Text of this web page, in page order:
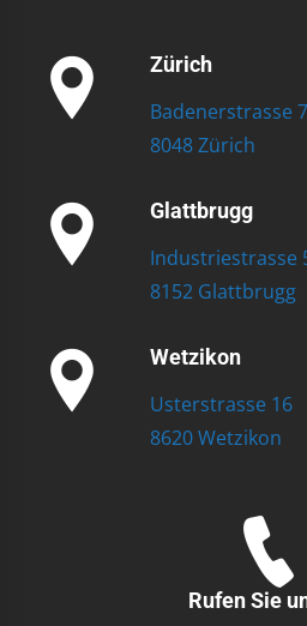
Zürich
Badenerstrasse
8048 Zürich
Glattbrugg
Industriestrasse
8152 Glattbrugg
Wetzikon
Usterstrasse 16
8620 Wetzikon
Rufen Sie